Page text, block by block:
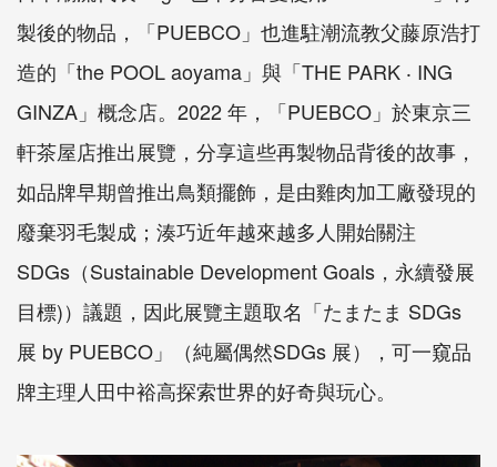
製後的物品，「PUEBCO」也進駐潮流教父藤原浩打
造的「the POOL aoyama」與「THE PARK ‧ ING
GINZA」概念店。2022 年，「PUEBCO」於東京三
軒茶屋店推出展覽，分享這些再製物品背後的故事，
如品牌早期曾推出鳥類擺飾，是由雞肉加工廠發現的
廢棄羽毛製成；湊巧近年越來越多人開始關注
SDGs（Sustainable Development Goals，永續發展
目標)）議題，因此展覽主題取名「たまたま SDGs
展 by PUEBCO」（純屬偶然SDGs 展），可一窺品
牌主理人田中裕高探索世界的好奇與玩心。